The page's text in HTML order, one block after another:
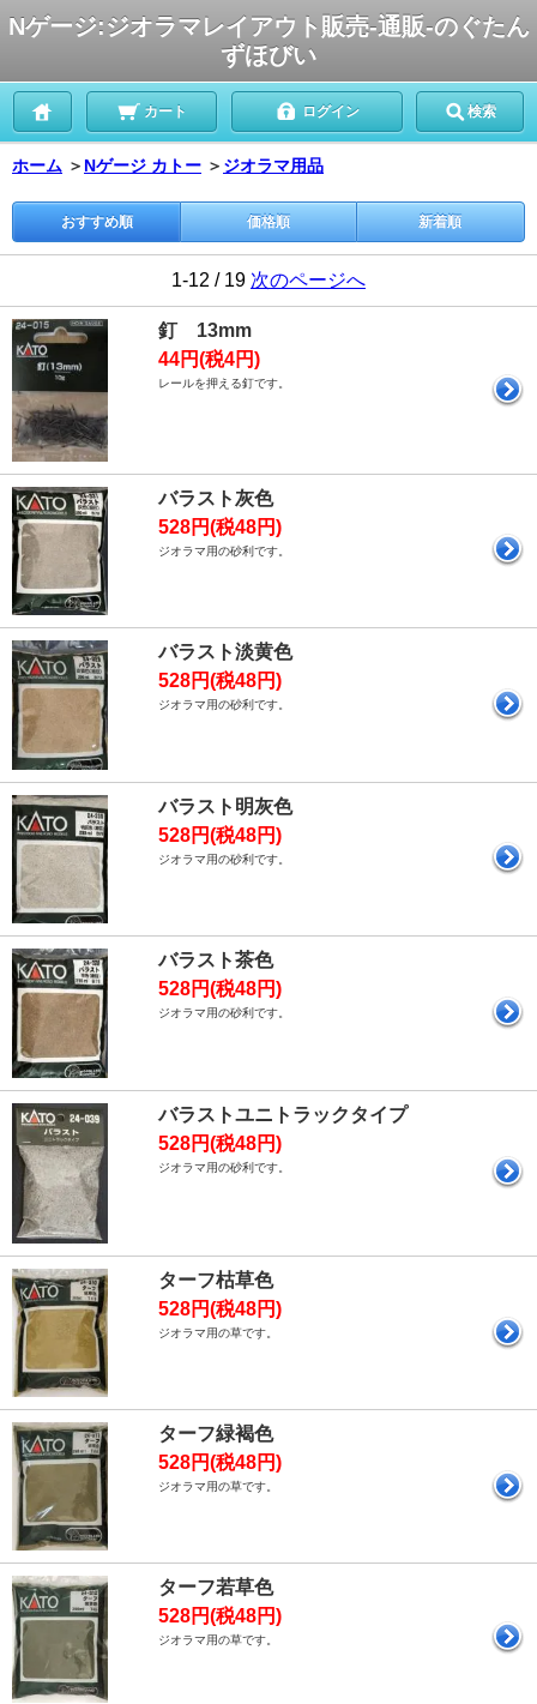
Nゲージ:ジオラマレイアウト販売-通販-のぐたん
ずほびい
カート ログイン 検索
ホーム ＞ Nゲージ カトー ＞ ジオラマ用品
おすすめ順 価格順 新着順
1-12 / 19 次のページへ
釘 13mm
44円(税4円)
レールを押える釘です。
バラスト灰色
528円(税48円)
ジオラマ用の砂利です。
バラスト淡黄色
528円(税48円)
ジオラマ用の砂利です。
バラスト明灰色
528円(税48円)
ジオラマ用の砂利です。
バラスト茶色
528円(税48円)
ジオラマ用の砂利です。
バラストユニトラックタイプ
528円(税48円)
ジオラマ用の砂利です。
ターフ枯草色
528円(税48円)
ジオラマ用の草です。
ターフ緑褐色
528円(税48円)
ジオラマ用の草です。
ターフ若草色
528円(税48円)
ジオラマ用の草です。